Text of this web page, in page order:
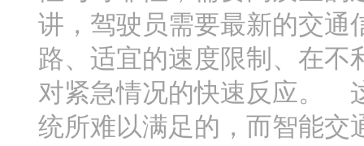
讲，驾驶员需要最新的交通
路、适宜的速度限制、在不
对紧急情况的快速反应。
统所难以满足的，而智能交